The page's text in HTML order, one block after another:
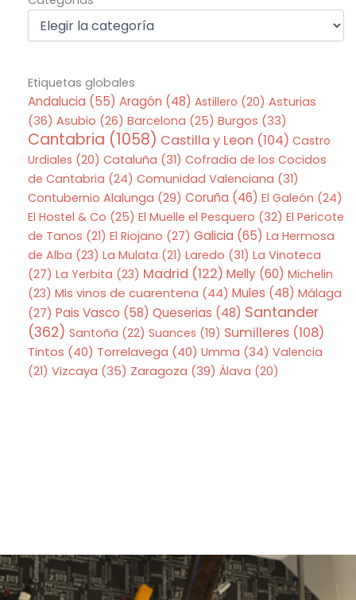
Etiquetas globales
Andalucia (55) Aragón (48) Astillero (20) Asturias
(36) Asubio (26) Barcelona (25) Burgos (33)
Cantabria (1058) Castilla y Leon (104) Castro
Urdiales (20) Cataluña (31) Cofradia de los Cocidos
de Cantabria (24) Comunidad Valenciana (31)
Contubernio Alalunga (29) Coruña (46) El Galeón (24)
El Hostel & Co (25) El Muelle el Pesquero (32) El Pericote
de Tanos (21) El Riojano (27) Galicia (65) La Hermosa
de Alba (23) La Mulata (21) Laredo (31) La Vinoteca
(27) La Yerbita (23) Madrid (122) Melly(60) Michelin
(23) Mis vinos de cuarentena (44) Mules (48) Málaga
(27) Pais Vasco (58) Queserias (48) Santander
(362) Santoña (22) Suances (19) Sumilleres(108)
Tintos (40) Torrelavega (40) Umma (34) Valencia
(21) Vizcaya (35) Zaragoza (39) Álava (20)